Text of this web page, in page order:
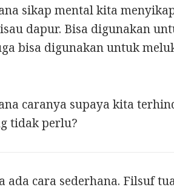
sikap mental kita
dapur. Bisa digunakan
bisa digunakan untuk
caranya supaya kita
tidak perlu?
ada cara sederhana. Filsuf